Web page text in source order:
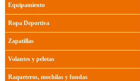
Equipamiento
Ropa Deportiva
Zapatillas
Volantes y pelotas
Raqueteros, mochilas y fundas